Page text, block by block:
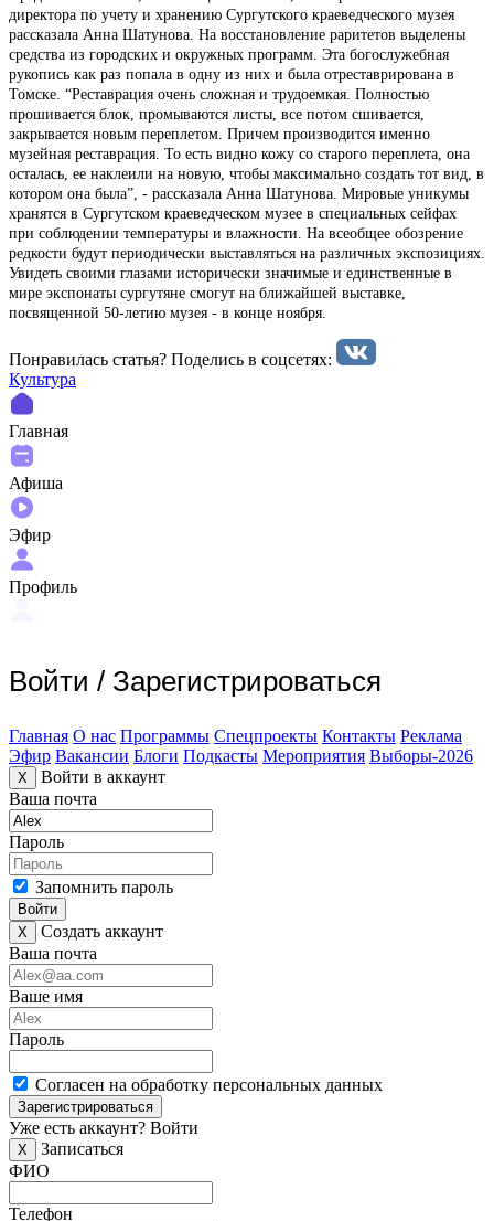
директора по учету и хранению Сургутского краеведческого музея
рассказала Анна Шатунова. На восстановление раритетов выделены
средства из городских и окружных программ. Эта богослужебная
рукопись как раз попала в одну из них и была отреставрирована в
Томске. “Реставрация очень сложная и трудоемкая. Полностью
прошивается блок, промываются листы, все потом сшивается,
закрывается новым переплетом. Причем производится именно
музейная реставрация. То есть видно кожу со старого переплета, она
осталась, ее наклеили на новую, чтобы максимально создать тот вид, в
котором она была”, - рассказала Анна Шатунова. Мировые уникумы
хранятся в Сургутском краеведческом музее в специальных сейфах
при соблюдении температуры и влажности. На всеобщее обозрение
редкости будут периодически выставляться на различных экспозициях.
Увидеть своими глазами исторически значимые и единственные в
мире экспонаты сургутяне смогут на ближайшей выставке,
посвященной 50-летию музея - в конце ноября.
Понравилась статья? Поделиcь в соцсетях:
Культура
Главная
Афиша
Эфир
Профиль
Войти / Зарегистрироваться
Главная О нас Программы Спецпроекты Контакты Реклама
Эфир Вакансии Блоги Подкасты Мероприятия Выборы-2026
X
Войти в аккаунт
Ваша почта
Пароль
Запомнить пароль
Войти
X
Создать аккаунт
Ваша почта
Ваше имя
Пароль
Согласен на обработку персональных данных
Зарегистрироваться
Уже есть аккаунт? Войти
X
Записаться
ФИО
Телефон